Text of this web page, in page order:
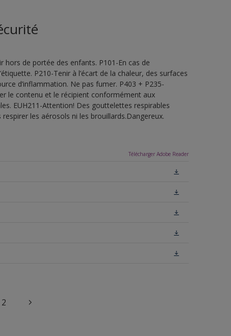
hors de portée des enfants. P101-En cas de
P210-Tenir à l’écart de la chaleur, des surfaces
d’inflammation. Ne pas fumer. P403 + P235-
le contenu et le récipient conformément aux
EUH211-Attention! Des gouttelettes respirables
les aérosols ni les brouillards.Dangereux.
Télécharger Adobe Reader
2